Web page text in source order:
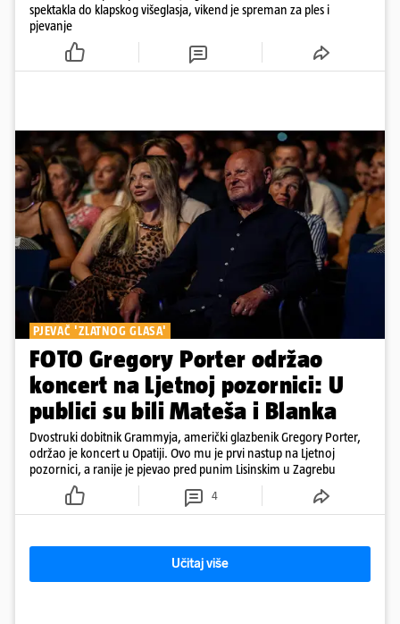
spektakla do klapskog višeglasja, vikend je spreman za ples i
pjevanje
PJEVAČ 'ZLATNOG GLASA'
FOTO Gregory Porter održao
koncert na Ljetnoj pozornici: U
publici su bili Mateša i Blanka
Dvostruki dobitnik Grammyja, američki glazbenik Gregory Porter,
održao je koncert u Opatiji. Ovo mu je prvi nastup na Ljetnoj
pozornici, a ranije je pjevao pred punim Lisinskim u Zagrebu
4
Učitaj više